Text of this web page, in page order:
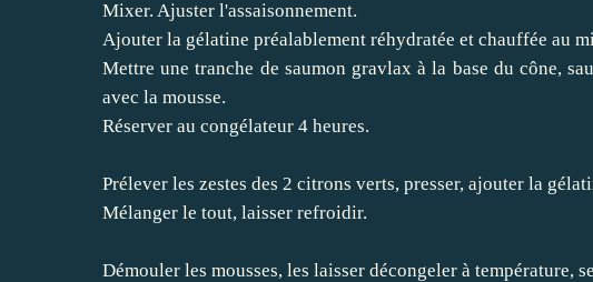
Mixer. Ajuster l'assaisonnement.
Ajouter la gélatine préalablement réhydratée et chauffée au
Mettre une tranche de saumon gravlax à la base du cône,
avec la mousse.
Réserver au congélateur 4 heures.
Prélever les zestes des 2 citrons verts, presser, ajouter la
Mélanger le tout, laisser refroidir.
Démouler les mousses, les laisser décongeler à température,